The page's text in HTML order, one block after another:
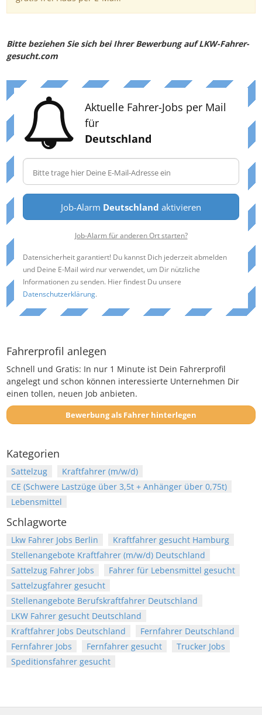
Bitte beziehen Sie sich bei Ihrer Bewerbung auf LKW-Fahrer-
gesucht.com
Aktuelle Fahrer-Jobs per Mail
für
Deutschland
Job-Alarm Deutschland aktivieren
Job-Alarm für anderen Ort starten?
Datensicherheit garantiert! Du kannst Dich jederzeit abmelden
und Deine E-Mail wird nur verwendet, um Dir nützliche
Informationen zu senden. Hier findest Du unsere
Datenschutzerklärung.
Fahrerprofil anlegen
Schnell und Gratis: In nur 1 Minute ist Dein Fahrerprofil
angelegt und schon können interessierte Unternehmen Dir
einen tollen, neuen Job anbieten.
Bewerbung als Fahrer hinterlegen
Kategorien
Sattelzug
Kraftfahrer (m/w/d)
CE (Schwere Lastzüge über 3,5t + Anhänger über 0,75t)
Lebensmittel
Schlagworte
Lkw Fahrer Jobs Berlin
Kraftfahrer gesucht Hamburg
Stellenangebote Kraftfahrer (m/w/d) Deutschland
Sattelzug Fahrer Jobs
Fahrer für Lebensmittel gesucht
Sattelzugfahrer gesucht
Stellenangebote Berufskraftfahrer Deutschland
LKW Fahrer gesucht Deutschland
Kraftfahrer Jobs Deutschland
Fernfahrer Deutschland
Fernfahrer Jobs
Fernfahrer gesucht
Trucker Jobs
Speditionsfahrer gesucht